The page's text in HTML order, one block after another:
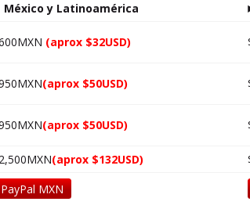
México y Latinoamérica
(aprox $32USD)
(aprox $50USD)
(aprox $50USD)
(aprox $132USD)
PayPal MXN